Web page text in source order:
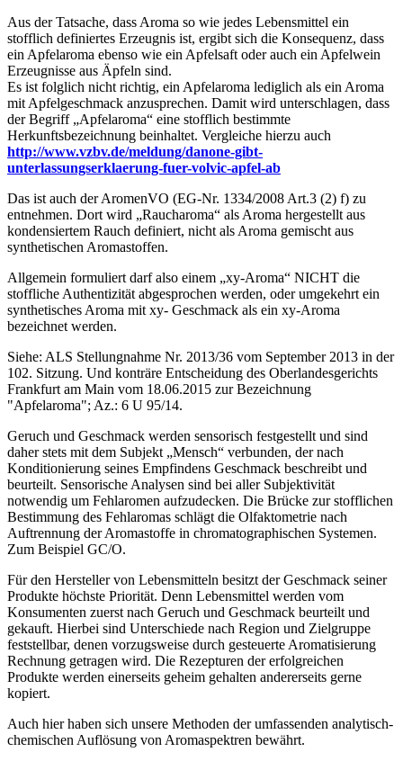
Aus der Tatsache, dass Aroma so wie jedes Lebensmittel ein
stofflich definiertes Erzeugnis ist, ergibt sich die Konsequenz, dass
ein Apfelaroma ebenso wie ein Apfelsaft oder auch ein Apfelwein
Erzeugnisse aus Äpfeln sind.
Es ist folglich nicht richtig, ein Apfelaroma lediglich als ein Aroma
mit Apfelgeschmack anzusprechen. Damit wird unterschlagen, dass
der Begriff „Apfelaroma“ eine stofflich bestimmte
Herkunftsbezeichnung beinhaltet. Vergleiche hierzu auch
http://www.vzbv.de/meldung/danone-gibt-
unterlassungserklaerung-fuer-volvic-apfel-ab
Das ist auch der AromenVO (EG-Nr. 1334/2008 Art.3 (2) f) zu
entnehmen. Dort wird „Raucharoma“ als Aroma hergestellt aus
kondensiertem Rauch definiert, nicht als Aroma gemischt aus
synthetischen Aromastoffen.
Allgemein formuliert darf also einem „xy-Aroma“ NICHT die
stoffliche Authentizität abgesprochen werden, oder umgekehrt ein
synthetisches Aroma mit xy- Geschmack als ein xy-Aroma
bezeichnet werden.
Siehe: ALS Stellungnahme Nr. 2013/36 vom September 2013 in der
102. Sitzung. Und konträre Entscheidung des Oberlandesgerichts
Frankfurt am Main vom 18.06.2015 zur Bezeichnung
"Apfelaroma"; Az.: 6 U 95/14.
Geruch und Geschmack werden sensorisch festgestellt und sind
daher stets mit dem Subjekt „Mensch“ verbunden, der nach
Konditionierung seines Empfindens Geschmack beschreibt und
beurteilt. Sensorische Analysen sind bei aller Subjektivität
notwendig um Fehlaromen aufzudecken. Die Brücke zur stofflichen
Bestimmung des Fehlaromas schlägt die Olfaktometrie nach
Auftrennung der Aromastoffe in chromatographischen Systemen.
Zum Beispiel GC/O.
Für den Hersteller von Lebensmitteln besitzt der Geschmack seiner
Produkte höchste Priorität. Denn Lebensmittel werden vom
Konsumenten zuerst nach Geruch und Geschmack beurteilt und
gekauft. Hierbei sind Unterschiede nach Region und Zielgruppe
feststellbar, denen vorzugsweise durch gesteuerte Aromatisierung
Rechnung getragen wird. Die Rezepturen der erfolgreichen
Produkte werden einerseits geheim gehalten andererseits gerne
kopiert.
Auch hier haben sich unsere Methoden der umfassenden analytisch-
chemischen Auflösung von Aromaspektren bewährt.